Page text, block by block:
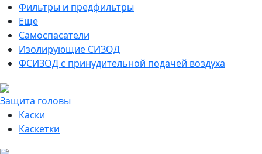
Фильтры и предфильтры
Еще
Самоспасатели
Изолирующие СИЗОД
ФСИЗОД с принудительной подачей воздуха
Защита головы
Каски
Каскетки